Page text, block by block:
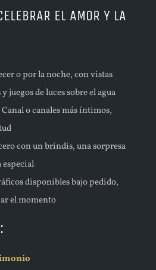
EL AMOR Y LA
o por la noche, con vistas
juegos de luces sobre el agua
o canales más íntimos,
con un brindis, una sorpresa
especial
disponibles bajo pedido,
el momento